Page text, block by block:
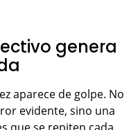
genera
aparece de golpe. No
evidente, sino una